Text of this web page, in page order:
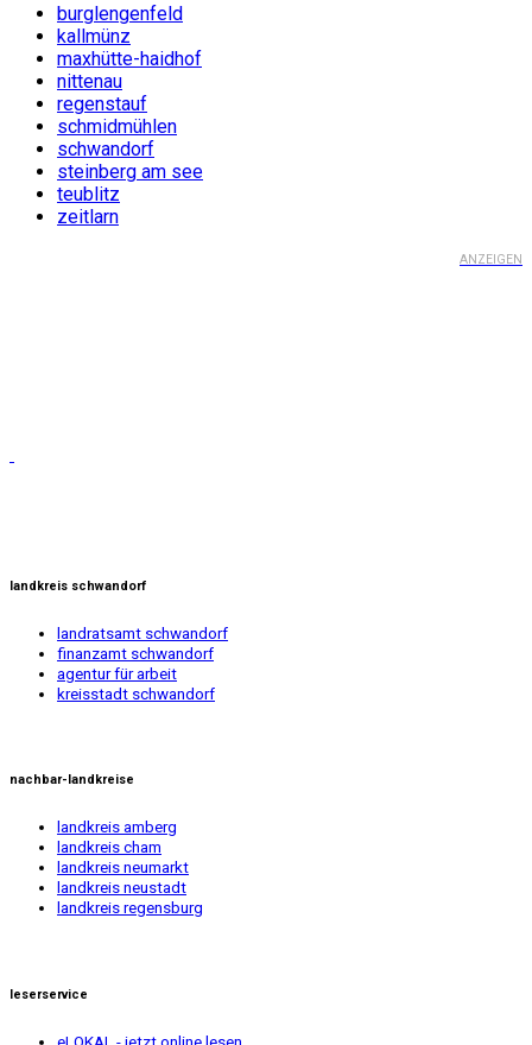
burglengenfeld
kallmünz
maxhütte-haidhof
nittenau
regenstauf
schmidmühlen
schwandorf
steinberg am see
teublitz
zeitlarn
ANZEIGEN
landkreis schwandorf
landratsamt schwandorf
finanzamt schwandorf
agentur für arbeit
kreisstadt schwandorf
nachbar-landkreise
landkreis amberg
landkreis cham
landkreis neumarkt
landkreis neustadt
landkreis regensburg
leserservice